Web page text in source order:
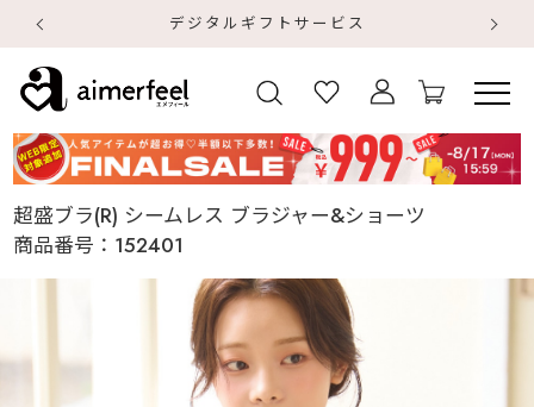
デジタルギフトサービス
超盛ブラ(R) シームレス ブラジャー&ショーツ
商品番号： 152401